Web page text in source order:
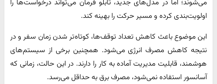
می‌شوند؛ اما در مدل‌های جدید، تابلو فرمان می‌تواند درخواست‌ها را
اولویت‌بندی کرده و مسیر حرکت را بهینه کند.
این موضوع باعث کاهش تعداد توقف‌ها، کوتاه‌تر شدن زمان سفر و در
نتیجه کاهش مصرف انرژی می‌شود. همچنین برخی از سیستم‌های
هوشمند، قابلیت مدیریت آماده به کار را دارند. در این حالت، زمانی که
آسانسور استفاده نمی‌شود، مصرف برق به حداقل می‌رسد.